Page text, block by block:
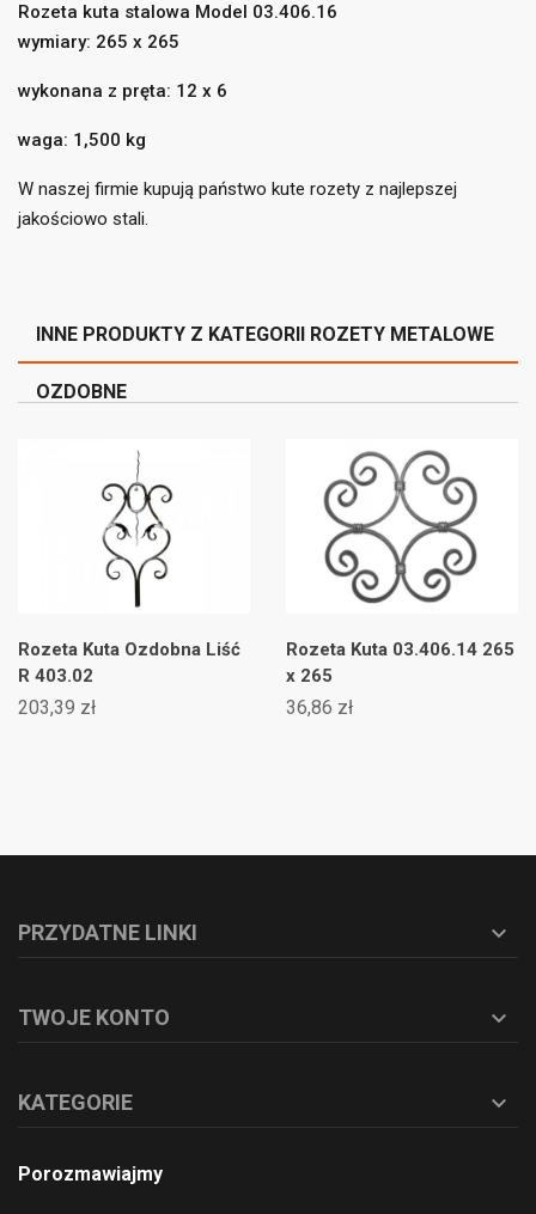
Dodaj do listy życzeń
((label))
((cancelText))
Musisz być zalogowany by zapisać produkty na swojej
((cancelText))
Rozeta kuta stalowa Model 03.406.16
wymiary: 265 x 265
wykonana z pręta: 12 x 6
waga: 1,500 kg
W naszej firmie kupują państwo kute rozety z najlepszej
jakościowo stali.
INNE PRODUKTY Z KATEGORII ROZETY METALOWE
OZDOBNE
Rozeta Kuta Ozdobna Liść
R 403.02
203,39 zł
Rozeta Kuta 03.406.14 265
x 265
36,86 zł
PRZYDATNE LINKI 
TWOJE KONTO 
KATEGORIE 
Porozmawiajmy